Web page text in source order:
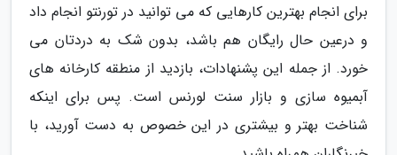
برای انجام بهترین کارهایی که می توانید در تورنتو انجام داد
و درعین حال رایگان هم باشد، بدون شک به دردتان می
خورد. از جمله این پشنهادات، بازدید از منطقه کارخانه های
آبمیوه سازی و بازار سنت لورنس است. پس برای اینکه
شناخت بهتر و بیشتری در این خصوص به دست آورید، با